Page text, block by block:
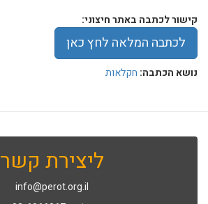
קישור לכתבה באתר חיצוני:
לכתבה המלאה לחץ כאן
נושא הכתבה: חקלאות
ליצירת קשר
info@perot.org.il